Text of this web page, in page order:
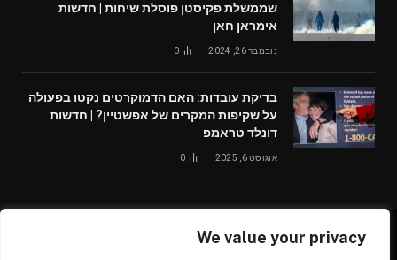
We value your privacy
שממשלת פקיסטן פוסלת שיחות | חדשות
אימראן חאן
נובמבר 26, 2024 0
בדיקת עובדות: האם הדמוקרטים נקטו בפעולה
על שקיפות המקרים של אפשטיין? | חדשות
דונלד טראמפ
אוגוסט 6, 2025 0